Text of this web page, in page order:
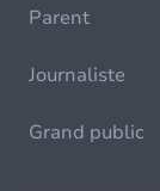
Parent
Journaliste
Grand public